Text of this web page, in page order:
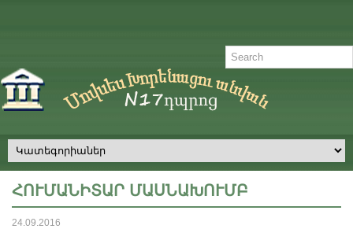
ՀՈՒՄԱՆԻՏԱՐ ՄԱՍՆԱԽՈՒՄԲ
24.09.2016